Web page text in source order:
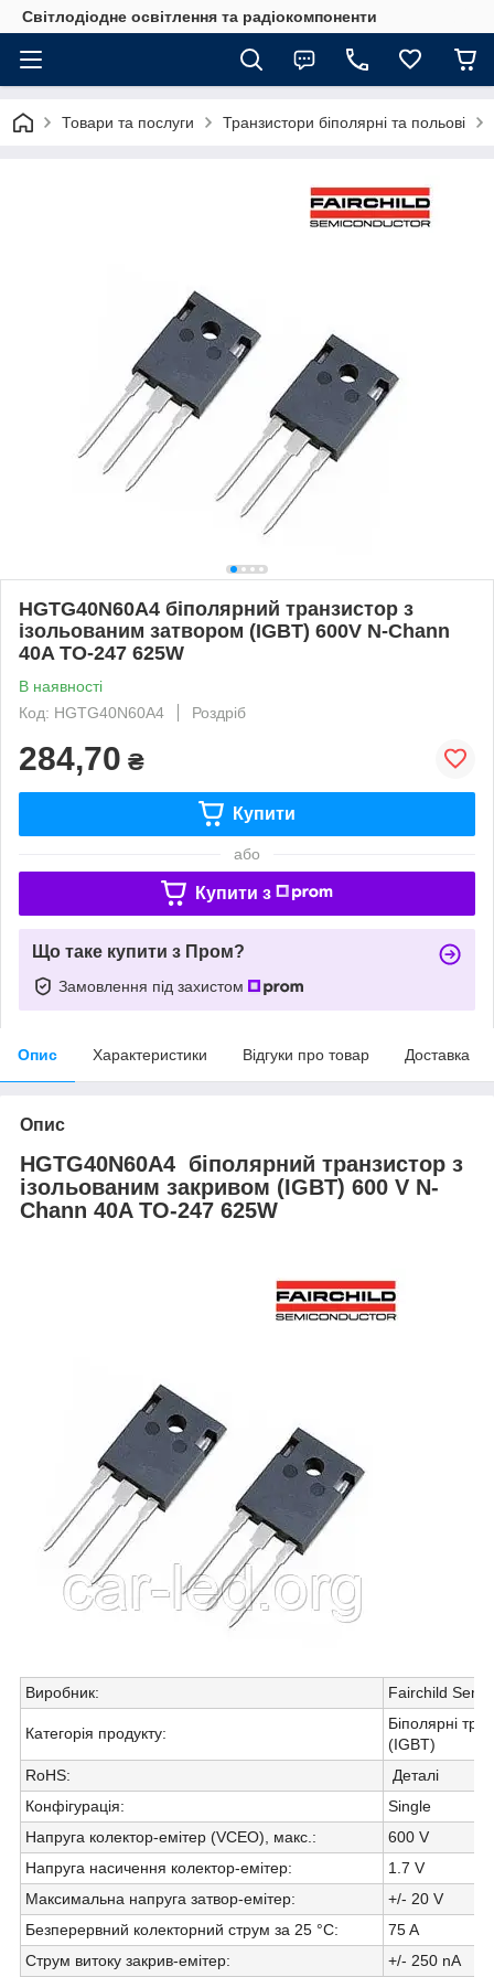
Світлодіодне освітлення та радіокомпоненти
Товари та послуги Транзистори біполярні та польові
HGTG40N60A4 біполярний транзистор з
ізольованим затвором (IGBT) 600V N-Chann
40A TO-247 625W
В наявності
Код: HGTG40N60A4
Роздріб
284,70 ₴
Купити
або
Купити з
Що таке купити з Пром?
Замовлення під захистом
Опис Характеристики Відгуки про товар Доставка
Опис
HGTG40N60A4 біполярний транзистор з
ізольованим закривом (IGBT) 600 V N-
Chann 40A TO-247 625W
Виробник: Fairchild
Категорія продукту:
Біполярні
(IGBT)
RoHS:
Деталі
Конфігурація:
Single
Напруга колектор-емітер (VCEO), макс. :
600 V
Напруга насичення колектор-емітер:
1.7 V
Максимальна напруга затвор-емітер:
+/- 20 V
Безперервний колекторний струм за 25 °C:
75 A
Струм витоку закрив-емітер: +/- 250 nA